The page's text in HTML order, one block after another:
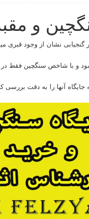
و
گنجیابی نشان از وجود قبری
و با شاخص سنگچین فقط در
آنها را به دقت بررسی